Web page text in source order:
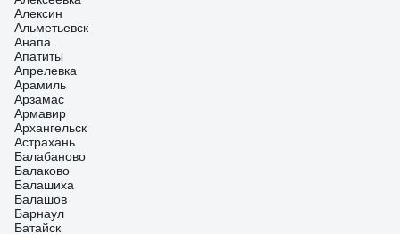
Алексин
Альметьевск
Анапа
Апатиты
Апрелевка
Арамиль
Арзамас
Армавир
Архангельск
Астрахань
Балабаново
Балаково
Балашиха
Балашов
Барнаул
Батайск